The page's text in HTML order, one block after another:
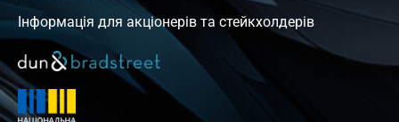
Інформація для акціонерів та стейкхолдерів